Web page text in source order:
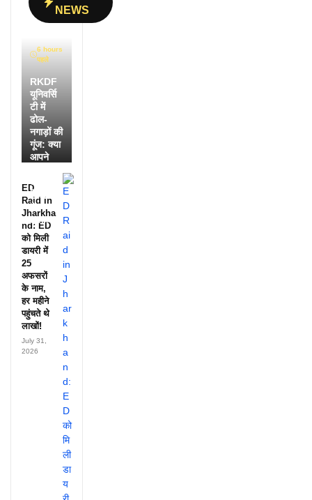
NEWS
6 hours
पहले
RKDF
यूनिवर्सि
टी में
ढोल-
नगाड़ों की
गूंज: क्या
आपने
आदिवासी
दिवस की
ये
झलक?
ED
Raid in
Jharkha
nd: ED
को मिली
डायरी में
25
अफसरों
के नाम,
हर महीने
पहुंचते थे
लाखों!
July 31,
2026